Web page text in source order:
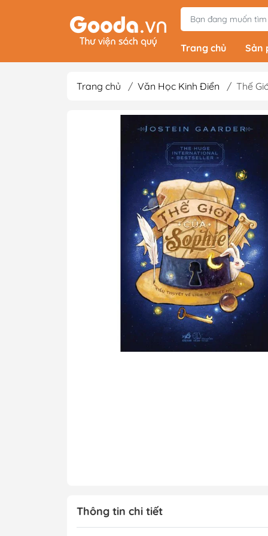
Trang chủ
Sản
Light Novels - Tản
Giả Tưởng - Kinh
Thám
Văn Học Kinh Điển
Xem thêm
Sách Ehon &
Thiếu Nhi
Tô Màu - Luyện
Kiến Thức Bách
Trẻ
Đạo Đức - Kỹ
Xem thêm
Trang chủ / Văn Học Kinh Điển / Thế
Thông tin chi tiết